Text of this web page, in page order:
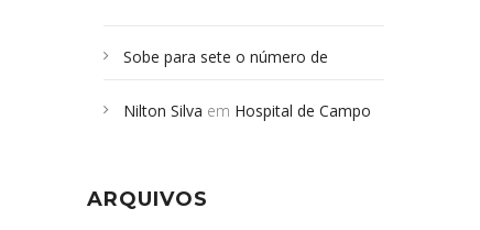
Sobe para sete o número de
desabamento em São Paulo - Revista
sepultados em SP
Nilton Silva em Hospital de Campo
ARQUIVOS